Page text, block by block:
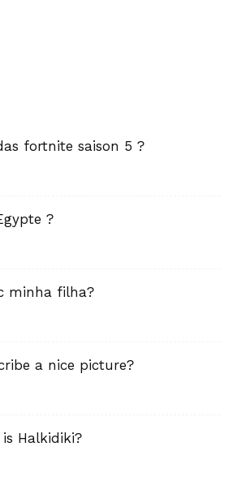
fortnite saison 5 ?
?
minha filha?
a nice picture?
is Halkidiki?